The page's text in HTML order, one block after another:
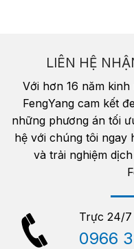
LIÊN HỆ
Với hơn 16 năm
FengYang cam kết
những phương án tối
hệ với chúng tôi ngay
và trải nghiệm
Trực 24/
0966